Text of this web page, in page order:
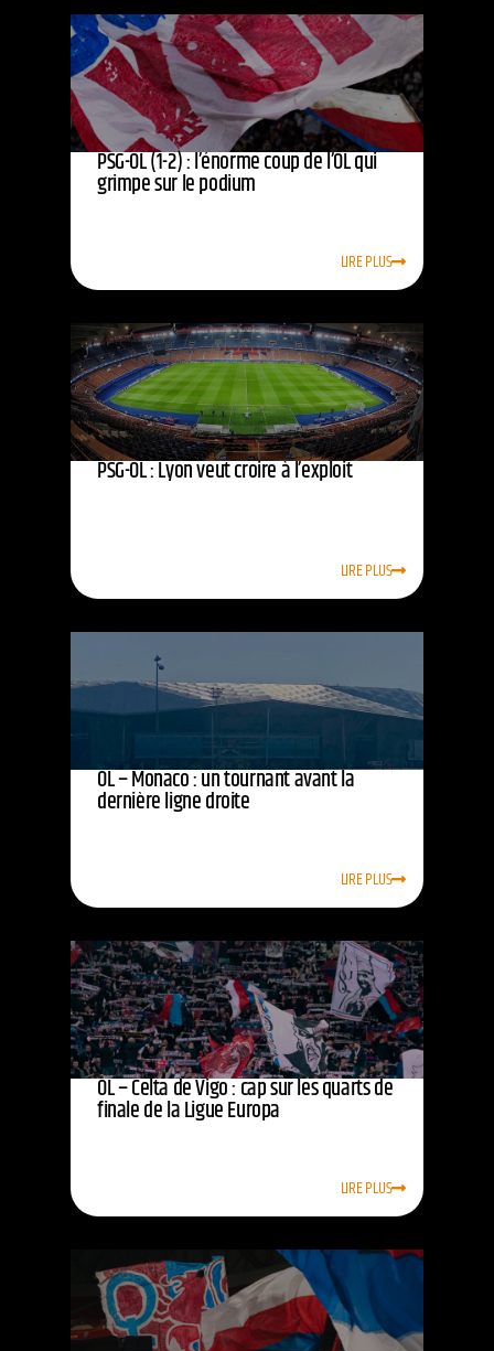
PSG-OL (1-2) : l’énorme coup de l’OL qui
grimpe sur le podium
LIRE PLUS
PSG-OL : Lyon veut croire à l’exploit
LIRE PLUS
OL – Monaco : un tournant avant la
dernière ligne droite
LIRE PLUS
OL – Celta de Vigo : cap sur les quarts de
finale de la Ligue Europa
LIRE PLUS